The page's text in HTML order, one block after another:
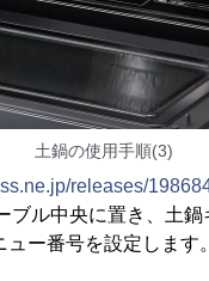
土鍋の使用手順(3)
releases/
ブル中央に置き、土鍋
ー番号を設定します。